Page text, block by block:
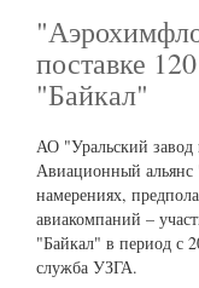
поставке
"Байкал"
АО "Уральский
Авиационный
намерениях,
авиакомпаний –
"Байкал" в период с
служба УЗГА.